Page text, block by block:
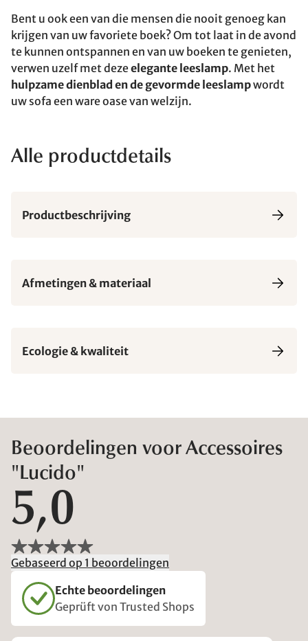
Bent u ook een van die mensen die nooit genoeg kan
krijgen van uw favoriete boek? Om tot laat in de avond
te kunnen ontspannen en van uw boeken te genieten,
verwen uzelf met dezeelegante leeslamp. Met het
hulpzame dienblad en de gevormde leeslampwordt
uw sofa een ware oase van welzijn.
Alle productdetails
Productbeschrijving
Afmetingen & materiaal
Ecologie & kwaliteit
Beoordelingen voor Accessoires
"Lucido"
5,0
Gebaseerd op 1 beoordelingen
Echte beoordelingen
Geprüft von Trusted Shops